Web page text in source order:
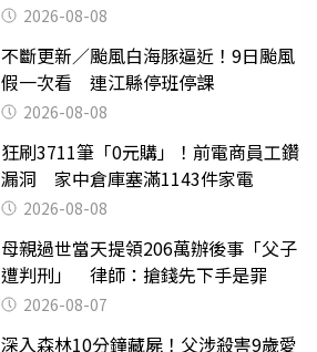
2026-08-08
不斷更新／颱風白海豚逼近！9日颱風
假一次看 連江縣停班停課
2026-08-08
狂刷3711筆「0元購」！前電商員工鑽
漏洞 家中倉庫塞滿1143件家電
2026-08-08
母親過世當天提領206萬辦後事「父子
遭判刑」 律師：搶錢先下手是罪
2026-08-07
深入森林10分鐘藏屍！父涉殺害9歲愛